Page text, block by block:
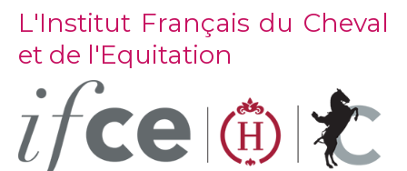
L'Institut Français du Cheval
et de l'Equitation